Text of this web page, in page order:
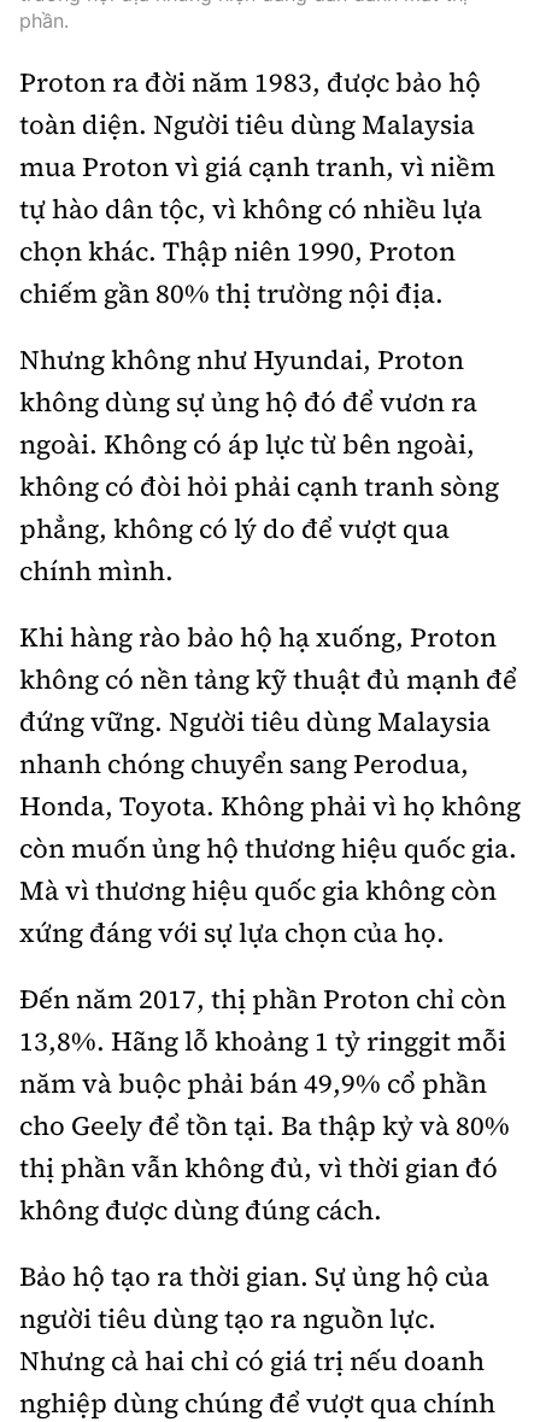
phần.
Proton ra đời năm 1983, được bảo hộ
toàn diện. Người tiêu dùng Malaysia
mua Proton vì giá cạnh tranh, vì niềm
tự hào dân tộc, vì không có nhiều lựa
chọn khác. Thập niên 1990, Proton
chiếm gần 80% thị trường nội địa.
Nhưng không như Hyundai, Proton
không dùng sự ủng hộ đó để vươn ra
ngoài. Không có áp lực từ bên ngoài,
không có đòi hỏi phải cạnh tranh sòng
phẳng, không có lý do để vượt qua
chính mình.
Khi hàng rào bảo hộ hạ xuống, Proton
không có nền tảng kỹ thuật đủ mạnh để
đứng vững. Người tiêu dùng Malaysia
nhanh chóng chuyển sang Perodua,
Honda, Toyota. Không phải vì họ không
còn muốn ủng hộ thương hiệu quốc gia.
Mà vì thương hiệu quốc gia không còn
xứng đáng với sự lựa chọn của họ.
Đến năm 2017, thị phần Proton chỉ còn
13,8%. Hãng lỗ khoảng 1 tỷ ringgit mỗi
năm và buộc phải bán 49,9% cổ phần
cho Geely để tồn tại. Ba thập kỷ và 80%
thị phần vẫn không đủ, vì thời gian đó
không được dùng đúng cách.
Bảo hộ tạo ra thời gian. Sự ủng hộ của
người tiêu dùng tạo ra nguồn lực.
Nhưng cả hai chỉ có giá trị nếu doanh
nghiệp dùng chúng để vượt qua chính